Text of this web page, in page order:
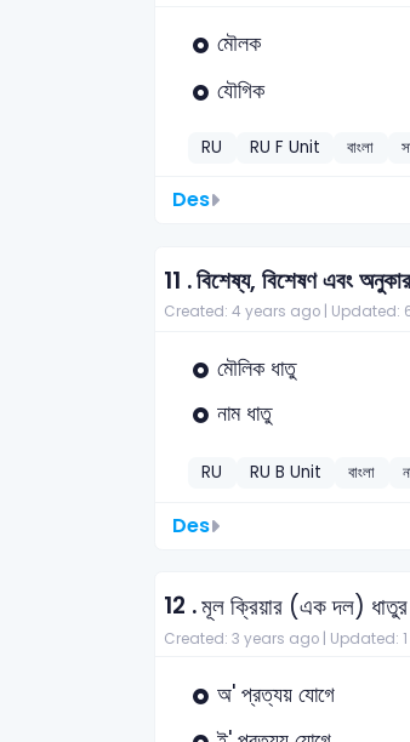
মৌলক
যৌগিক
RU RU F Unit বাংলা
Des
11 .বিশেষ্য, বিশেষণ এবং
Created: 4 years ago | Updated:
মৌলিক ধাতু
নাম ধাতু
RU RU B Unit বাংলা
Des
12 .মূল ক্রিয়ার (এক দল)
Created: 3 years ago | Updated:
অ' প্রত্যয় যোগে